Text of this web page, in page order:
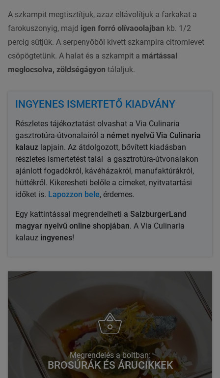
A szkampit megtisztítjuk, azaz eltávolítjuk a farkakat a
farokuszonyig, majd igen forró olívaoolajban kb. 1/2
percig sütjük. A serpenyőből kivett szkampira citromlevet
csöpögtetünk. A halat és a szkampit a mártással
meglocsolva, zöldségágyon tálaljuk.
INGYENES ISMERTETŐ KIADVÁNY
Részletes tájékoztatást olvashat a Via Culinaria
gasztrotúra-útvonalairól a német nyelvű Via Culinaria
kalauz lapjain. Az átdolgozott, bővített kiadásban
részletes ismertetést talál a gasztrotúra-útvonalakon
ajánlott fogadókról, kávéházakról, manufaktúrákról,
hüttékről. Kikeresheti belőle a címeket, nyitvatartási
időket is. Lapozzon bele, érdemes.
Egy kattintással megrendelheti a SalzburgerLand
magyar nyelvű online shopjában. A Via Culinaria
kalauz ingyenes!
Megrendelés a boltban:
BROSÚRÁK ÉS ÁRUCIKKEK